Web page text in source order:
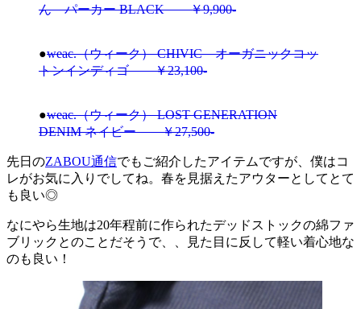
ん パーカー BLACK ￥9,900-
●weac.（ウィーク） CHIVIC オーガニックコッ
トンインディゴ ￥23,100-
●weac.（ウィーク） LOST GENERATION
DENIM ネイビー ￥27,500-
先日のZABOU通信でもご紹介したアイテムですが、僕はコ
レがお気に入りでしてね。春を見据えたアウターとしてとて
も良い◎
なにやら生地は20年程前に作られたデッドストックの綿ファ
ブリックとのことだそうで、、見た目に反して軽い着心地な
のも良い！